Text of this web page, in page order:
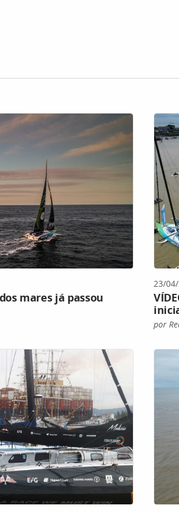
mares já passou
23/
por